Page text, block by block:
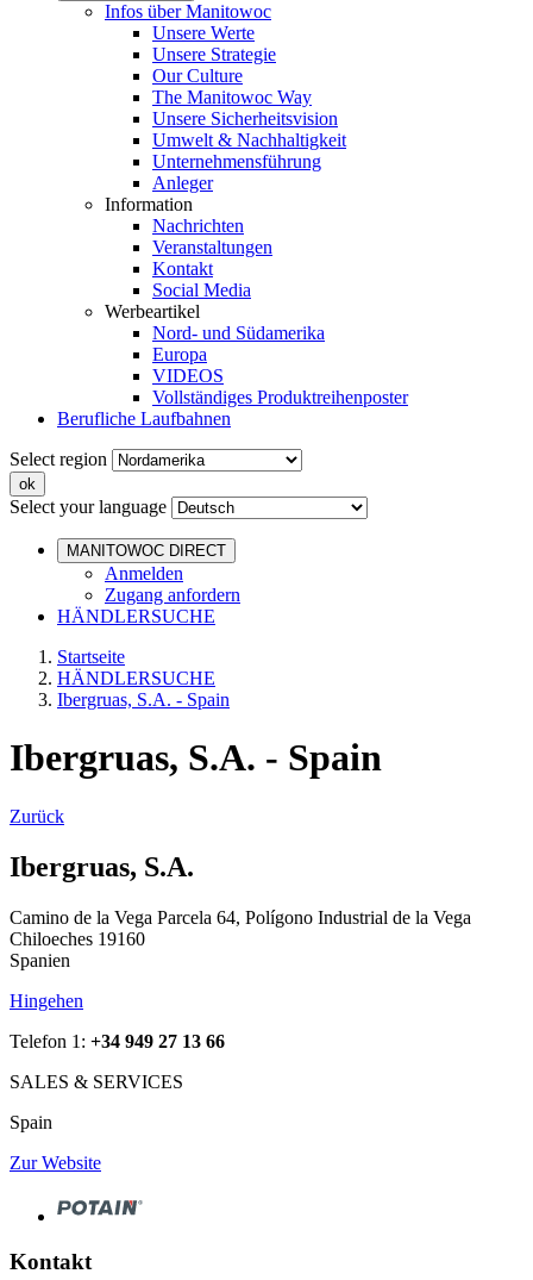
Infos über Manitowoc
Unsere Werte
Unsere Strategie
Our Culture
The Manitowoc Way
Unsere Sicherheitsvision
Umwelt & Nachhaltigkeit
Unternehmensführung
Anleger
Information
Nachrichten
Veranstaltungen
Kontakt
Social Media
Werbeartikel
Nord- und Südamerika
Europa
VIDEOS
Vollständiges Produktreihenposter
Berufliche Laufbahnen
Select region
Select your language
MANITOWOC DIRECT
Anmelden
Zugang anfordern
HÄNDLERSUCHE
Startseite
HÄNDLERSUCHE
Ibergruas, S.A. - Spain
Ibergruas, S.A. - Spain
Zurück
Ibergruas, S.A.
Camino de la Vega Parcela 64, Polígono Industrial de la Vega
Chiloeches 19160
Spanien
Hingehen
Telefon 1: +34 949 27 13 66
SALES & SERVICES
Spain
Zur Website
Kontakt